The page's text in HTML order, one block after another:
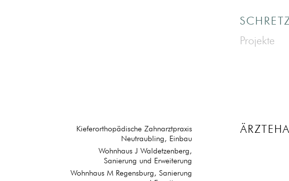
Projekte
Kieferorthopädische Zahnarztpraxis
Neutraubling, Einbau
Wohnhaus J Waldetzenberg,
Sanierung und Erweiterung
Wohnhaus M Regensburg, Sanierung